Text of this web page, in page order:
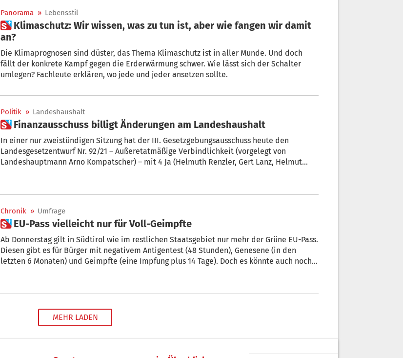
Panorama » Lebensstil
 Klimaschutz: Wir wissen, was zu tun ist, aber wie fangen wir damit
an?
Die Klimaprognosen sind düster, das Thema Klimaschutz ist in aller Munde. Und doch
fällt der konkrete Kampf gegen die Erderwärmung schwer. Wie lässt sich der Schalter
umlegen? Fachleute erklären, wo jede und jeder ansetzen sollte.
Politik » Landeshaushalt
 Finanzausschuss billigt Änderungen am Landeshaushalt
In einer nur zweistündigen Sitzung hat der III. Gesetzgebungsausschuss heute den
Landesgesetzentwurf Nr. 92/21 – Außeretatmäßige Verbindlichkeit (vorgelegt von
Landeshauptmann Arno Kompatscher) – mit 4 Ja (Helmuth Renzler, Gert Lanz, Helmut
Chronik » Umfrage
 EU-Pass vielleicht nur für Voll-Geimpfte
Ab Donnerstag gilt in Südtirol wie im restlichen Staatsgebiet nur mehr der Grüne EU-Pass.
Diesen gibt es für Bürger mit negativem Antigentest (48 Stunden), Genesene (in den
letzten 6 Monaten) und Geimpfte (eine Impfung plus 14 Tage). Doch es könnte auch noch
MEHR LADEN